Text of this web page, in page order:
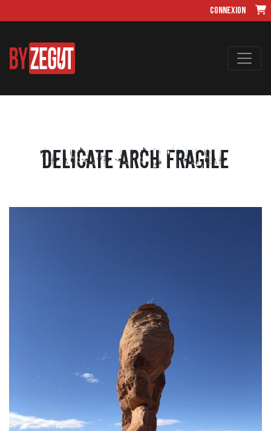
Connexion
Delicate Arch Fragile